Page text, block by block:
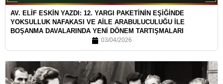
AV. ELİF ESKİN YAZDI: 12. YARGI PAKETİNİN EŞİĞİNDE
YOKSULLUK NAFAKASI VE AİLE ARABULUCULUĞU İLE
BOŞANMA DAVALARINDA YENİ DÖNEM TARTIŞMALARI
03/04/2026